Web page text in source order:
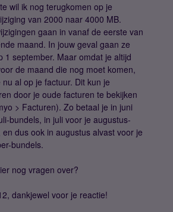
wil ik nog terugkomen op je
van 2000 naar 4000 MB.
gaan in vanaf de eerste van
maand. In jouw geval gaan ze
1 september. Maar omdat je altijd
de maand die nog moet komen,
nu al op je factuur. Dit kun je
door je oude facturen te bekijken
> Facturen). Zo betaal je in juni
bundels, in juli voor je augustus-
en dus ook in augustus alvast voor je
bundels.
nog vragen over?
dankjewel voor je reactie!